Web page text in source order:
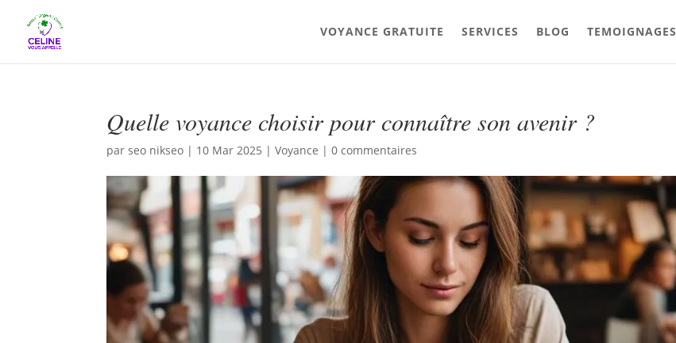
VOYANCE GRATUITE SERVICES BLOG TEMOIGNAGES
Quelle voyance choisir pour connaître son avenir ?
parseo nikseo | 10 Mar 2025 |Voyance |0 commentaires